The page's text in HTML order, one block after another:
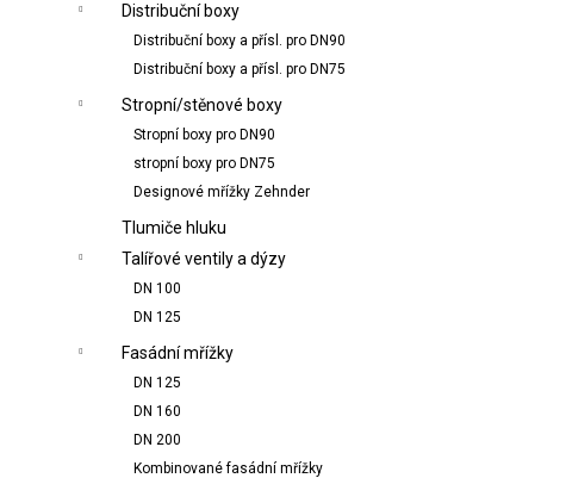
Distribuční boxy
Distribuční boxy a přísl. pro DN90
Distribuční boxy a přísl. pro DN75
Stropní/stěnové boxy
Stropní boxy pro DN90
stropní boxy pro DN75
Designové mřížky Zehnder
Tlumiče hluku
Talířové ventily a dýzy
DN 100
DN 125
Fasádní mřížky
DN 125
DN 160
DN 200
Kombinované fasádní mřížky